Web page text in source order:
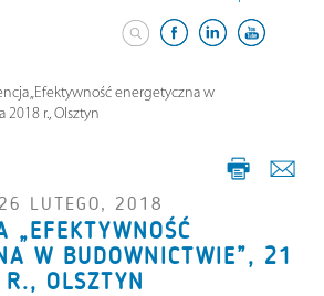
„Efektywność energetyczna w
2018 r., Olsztyn
LUTEGO, 2018
„EFEKTYWNOŚĆ
W BUDOWNICTWIE”, 21
OLSZTYN